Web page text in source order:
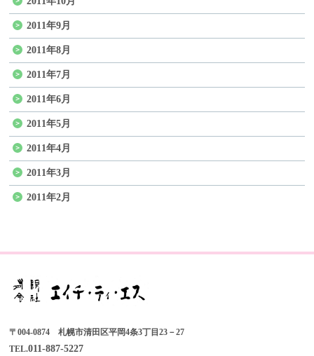
2011年9月
2011年8月
2011年7月
2011年6月
2011年5月
2011年4月
2011年3月
2011年2月
〒004-0874 札幌市清田区平岡4条3丁目23－27
TEL.011-887-5227